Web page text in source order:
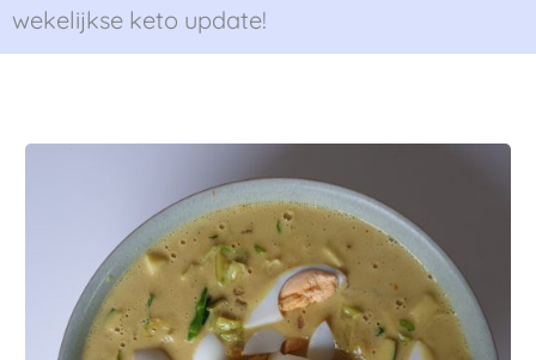
wekelijkse keto update!